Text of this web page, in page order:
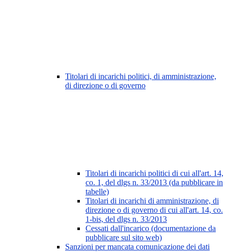
Titolari di incarichi politici, di amministrazione,
di direzione o di governo
Titolari di incarichi politici di cui all'art. 14,
co. 1, del dlgs n. 33/2013 (da pubblicare in
tabelle)
Titolari di incarichi di amministrazione, di
direzione o di governo di cui all'art. 14, co.
1-bis, del dlgs n. 33/2013
Cessati dall'incarico (documentazione da
pubblicare sul sito web)
Sanzioni per mancata comunicazione dei dati